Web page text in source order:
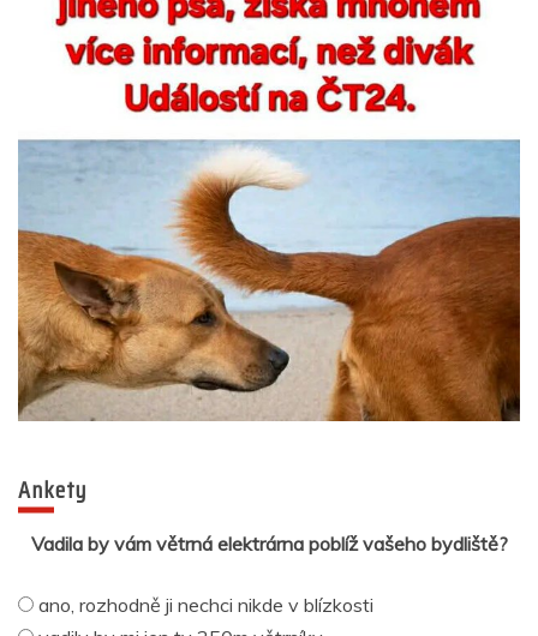
Ankety
Vadila by vám větrná elektrárna poblíž vašeho bydliště?
ano, rozhodně ji nechci nikde v blízkosti